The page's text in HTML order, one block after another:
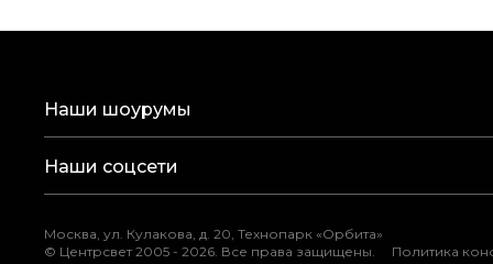
Наши шоурумы
Наши соцсети
Москва, ул. Кулакова, д. 20, Технопарк «Орбита»
© Центрсвет 2005 -2026. Все права защищены. Политика